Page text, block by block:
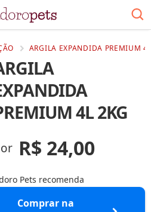
ARGILA EXPANDIDA PREMIUM
4L 2KG
R$ 24,00
Pets recomenda
Comprar na